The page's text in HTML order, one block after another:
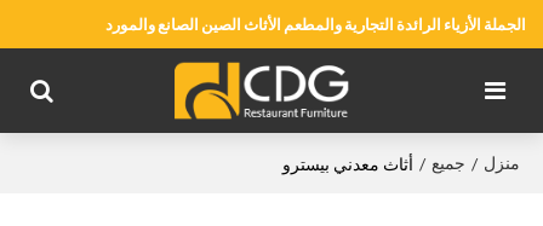
الجملة الأزياء الرائدة التجارية والمطعم الأثاث الصين الصانع والمورد
منزل / جميع / أثاث معدني بيسترو